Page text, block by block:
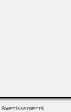
Avertissements